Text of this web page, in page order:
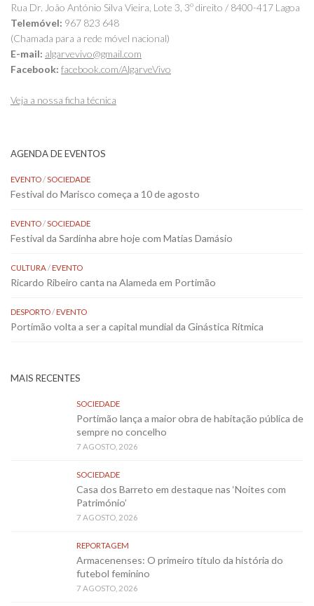
Rua Dr. João António Silva Vieira, Lote 3, 3º direito / 8400-417 Lagoa
Telemóvel: 967 823 648
(Chamada para a rede móvel nacional)
E-mail: algarvevivo@gmail.com
Facebook: facebook.com/AlgarveVivo
Veja a nossa ficha técnica
AGENDA DE EVENTOS
EVENTO/SOCIEDADE
Festival do Marisco começa a 10 de agosto
EVENTO/SOCIEDADE
Festival da Sardinha abre hoje com Matias Damásio
CULTURA/EVENTO
Ricardo Ribeiro canta na Alameda em Portimão
DESPORTO/EVENTO
Portimão volta a ser a capital mundial da Ginástica Rítmica
MAIS RECENTES
SOCIEDADE
Portimão lança a maior obra de habitação pública de
sempre no concelho
7 AGOSTO, 2026
SOCIEDADE
Casa dos Barreto em destaque nas ‘Noites com
Património’
7 AGOSTO, 2026
REPORTAGEM
Armacenenses: O primeiro título da história do
futebol feminino
7 AGOSTO, 2026